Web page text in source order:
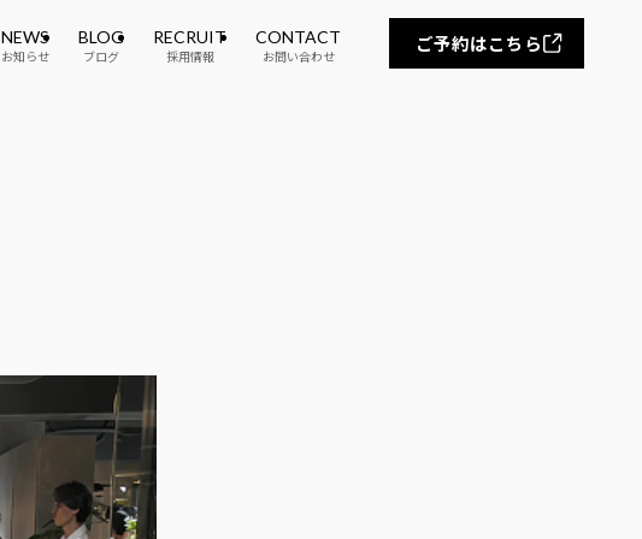
NEWS
お知らせ
BLOG
ブログ
RECRUIT
採用情報
CONTACT
お問い合わせ
ご予約はこちら